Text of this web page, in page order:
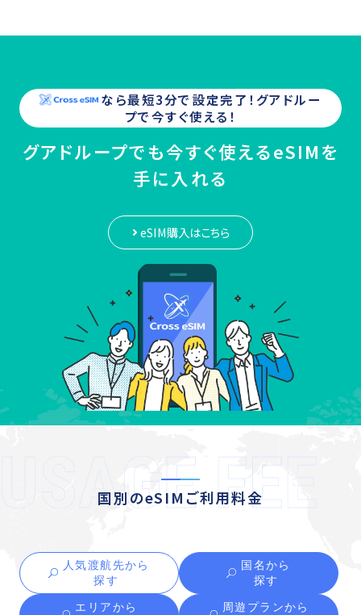
なら最短3分で設定完了！ グアドルー
プで今すぐ使える！
グアドループでも今すぐ使えるeSIMを
手に入れる
eSIM購入はこちら
国別のeSIMご利用料金
人気渡航先から
探す
国名から
探す
エリアから
周遊プランから